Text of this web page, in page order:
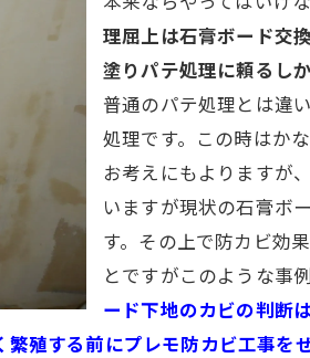
理屈上は石膏ボード交
塗りパテ処理に頼るし
普通のパテ処理とは違
処理です。この時はか
お考えにもよりますが
いますが現状の石膏ボ
す。その上で防カビ効
とですがこのような事
ード下地のカビの判断
殖する前にプレモ防カビ工事